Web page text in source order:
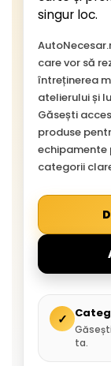
singur loc.
care vor să
întreținerea
atelierului și
Găsești
produse
echipamente
categorii
✓
ta.